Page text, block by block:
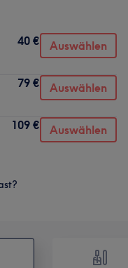
40 € Auswählen
79 € Auswählen
109 € Auswählen